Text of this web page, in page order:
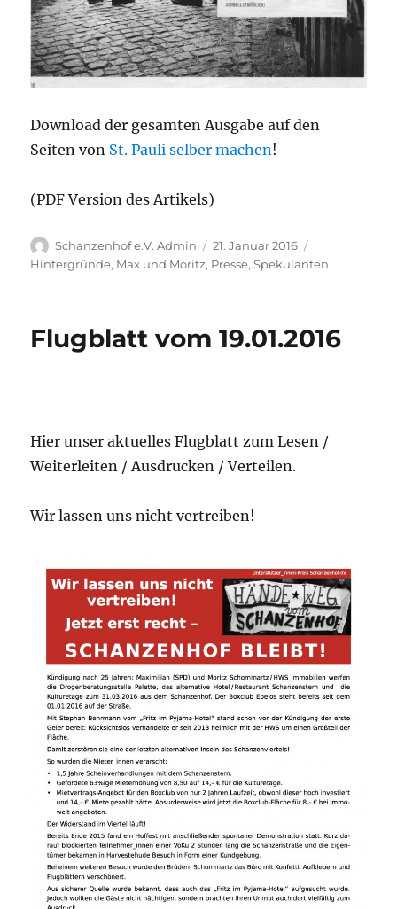
Download der gesamten Ausgabe auf den
Seiten von St. Pauli selber machen!
(PDF Version des Artikels)
Autor
Schanzenhof e.V. Admin
Veröffentlicht
am
21. Januar 2016
Hintergründe, Max und Moritz, Presse,Spekulanten
Flugblatt vom 19.01.2016
Hier unser aktuelles Flugblatt zum Lesen /
Weiterleiten / Ausdrucken / Verteilen.
Wir lassen uns nicht vertreiben!